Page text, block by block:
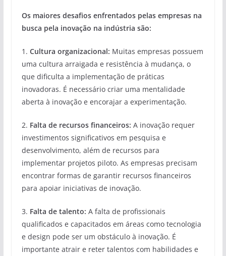
Os maiores desafios enfrentados pelas empresas na
busca pela inovação na indústria são:
1. Cultura organizacional: Muitas empresas possuem
uma cultura arraigada e resistência à mudança, o
que dificulta a implementação de práticas
inovadoras. É necessário criar uma mentalidade
aberta à inovação e encorajar a experimentação.
2. Falta de recursos financeiros: A inovação requer
investimentos significativos em pesquisa e
desenvolvimento, além de recursos para
implementar projetos piloto. As empresas precisam
encontrar formas de garantir recursos financeiros
para apoiar iniciativas de inovação.
3. Falta de talento: A falta de profissionais
qualificados e capacitados em áreas como tecnologia
e design pode ser um obstáculo à inovação. É
importante atrair e reter talentos com habilidades e